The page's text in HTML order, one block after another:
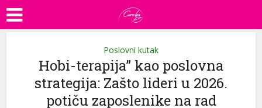
Poslovni kutak
Hobi-terapija” kao poslovna
strategija: Zašto lideri u 2026.
potiču zaposlenike na rad